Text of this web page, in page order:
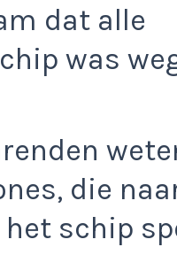
dat alle
was
die
schip